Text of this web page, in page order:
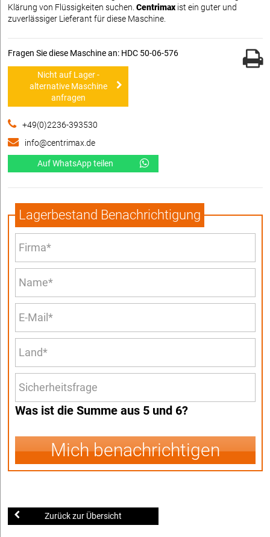
Klärung von Flüssigkeiten suchen. Centrimax ist ein guter und
zuverlässiger Lieferant für diese Maschine.
Fragen Sie diese Maschine an: HDC 50-06-576
Nicht auf Lager -
alternative Maschine
anfragen
+49(0)2236-393530
info@centrimax.de
Auf WhatsApp teilen
Lagerbestand Benachrichtigung
Was ist die Summe aus 5 und 6?
Mich benachrichtigen
Zurück zur Übersicht